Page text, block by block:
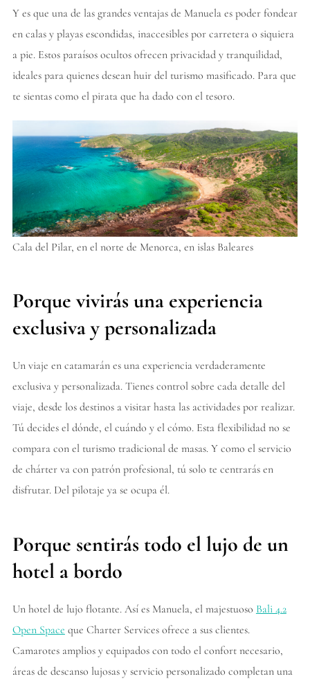
Y es que una de las grandes ventajas de Manuela es poder fondear
en calas y playas escondidas, inaccesibles por carretera o siquiera
a pie. Estos paraísos ocultos ofrecen privacidad y tranquilidad,
ideales para quienes desean huir del turismo masificado. Para que
te sientas como el pirata que ha dado con el tesoro.
Cala del Pilar, en el norte de Menorca, en islas Baleares
Porque vivirás una experiencia
exclusiva y personalizada
Un viaje en catamarán es una experiencia verdaderamente
exclusiva y personalizada. Tienes control sobre cada detalle del
viaje, desde los destinos a visitar hasta las actividades por realizar.
Tú decides el dónde, el cuándo y el cómo. Esta flexibilidad no se
compara con el turismo tradicional de masas. Y como el servicio
de chárter va con patrón profesional, tú solo te centrarás en
disfrutar. Del pilotaje ya se ocupa él.
Porque sentirás todo el lujo de un
hotel a bordo
Un hotel de lujo flotante. Así es Manuela, el majestuoso Bali 4.2
Open Space que Charter Services ofrece a sus clientes.
Camarotes amplios y equipados con todo el confort necesario,
áreas de descanso lujosas y servicio personalizado completan una